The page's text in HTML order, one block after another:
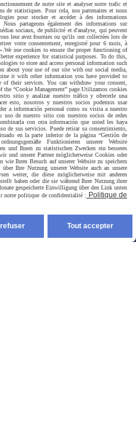
rapide
de notre site et analyser notre trafic et
de statistiques. Pour cela, nos partenaires et nous
pour stocker et accéder à des informations
partageons également des informations sur
sociaux, de publicité et d'analyse, qui peuvent
leur avez fournies ou qu'ils ont collectées lors de
votre consentement, enregistré pour 6 mois, à
We use cookies to ensure the proper functioning of
experience for statistical purposes. To do this,
to store and access personal information such
about your use of our site with our social media,
it with other information you have provided to
their services. You can withdraw your consent,
“Cookie Management” page. Utilizamos cookies
sitio y analizar nuestro tráfico y ofrecerle una
esto, nosotros y nuestros socios podemos usar
a información personal como su visita a nuestro
de nuestro sitio con nuestros socios de redes
con otra información que usted les haya
de sus servicios. Puede retirar su consentimiento,
en la parte inferior de la página “Gestión de
Funktionieren unserer Website
und Ihnen zu statistischen Zwecken ein besseres
und unsere Partner möglicherweise Cookies oder
wie Ihren Besuch auf unserer Website zu speichern
Ihre Nutzung unserer Website auch an unsere
weiter, die diese möglicherweise mit anderen
haben oder die sie während Ihrer Nutzung ihrer
gespeicherte Einwilligung über den Link unten
notre politique de confidentialité :
Politique de
Tout accepter